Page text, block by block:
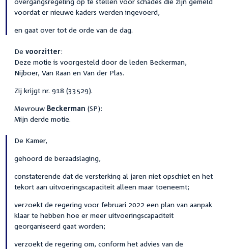
voordat er nieuwe kaders werden ingevoerd,
en gaat over tot de orde van de dag.
De voorzitter:
Deze motie is voorgesteld door de leden Beckerman,
Nijboer, Van Raan en Van der Plas.
Zij krijgt nr. 918 (33529).
Mevrouw Beckerman (SP):
Mijn derde motie.
De Kamer,
gehoord de beraadslaging,
constaterende dat de versterking al jaren niet opschiet en het
tekort aan uitvoeringscapaciteit alleen maar toeneemt;
verzoekt de regering voor februari 2022 een plan van aanpak
klaar te hebben hoe er meer uitvoeringscapaciteit
georganiseerd gaat worden;
verzoekt de regering om, conform het advies van de